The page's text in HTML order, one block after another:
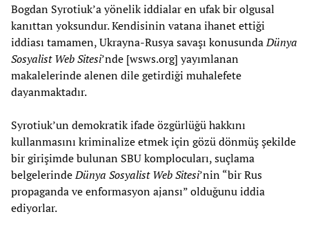
Bogdan Syrotiuk’a yönelik iddialar en ufak bir olgusal
kanıttan yoksundur. Kendisinin vatana ihanet ettiği
iddiası tamamen, Ukrayna-Rusya savaşı konusundaDünya
Sosyalist Web Sitesi’nde [wsws.org] yayımlanan
makalelerinde alenen dile getirdiği muhalefete
dayanmaktadır.
Syrotiuk’un demokratik ifade özgürlüğü hakkını
kullanmasını kriminalize etmek için gözü dönmüş şekilde
bir girişimde bulunan SBU komplocuları, suçlama
belgelerindeDünya Sosyalist Web Sitesi’nin “bir Rus
propaganda ve enformasyon ajansı” olduğunu iddia
ediyorlar.